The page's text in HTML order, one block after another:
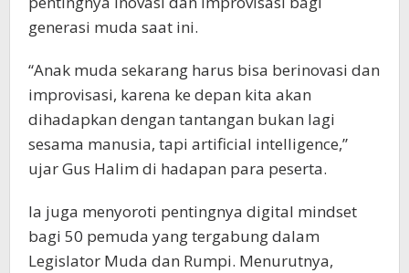
generasi muda saat ini.
“Anak muda sekarang harus bisa berinovasi dan
improvisasi, karena ke depan kita akan
dihadapkan dengan tantangan bukan lagi
sesama manusia, tapi artificial intelligence,”
ujar Gus Halim di hadapan para peserta.
Ia juga menyoroti pentingnya digital mindset
bagi 50 pemuda yang tergabung dalam
Legislator Muda dan Rumpi. Menurutnya,